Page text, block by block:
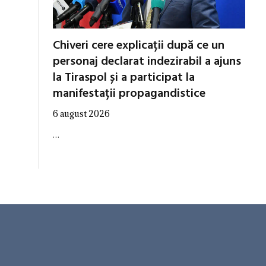
Chiveri cere explicații după ce un
personaj declarat indezirabil a ajuns
la Tiraspol și a participat la
manifestații propagandistice
6 august 2026
…